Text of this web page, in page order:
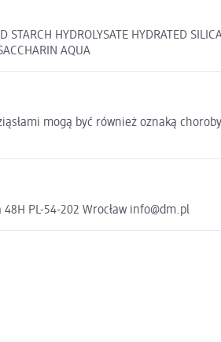
HYDROLYSATE HYDRATED
AQUA
mogą być również oznaką
PL-54-202 Wrocław info@dm.pl